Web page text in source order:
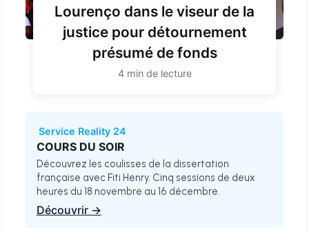
Lourenço dans le viseur de la
justice pour détournement
présumé de fonds
4 min de lecture
Service Reality 24
COURS DU SOIR
Découvrez les coulisses de la dissertation
française avec Fiti Henry. Cinq sessions de deux
heures du 18 novembre au 16 décembre.
Découvrir →